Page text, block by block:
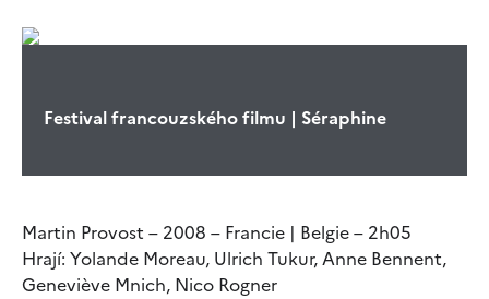
Festival francouzského filmu | Séraphine
Martin Provost – 2008 – Francie | Belgie – 2h05
Hrají: Yolande Moreau, Ulrich Tukur, Anne Bennent,
Geneviève Mnich, Nico Rogner